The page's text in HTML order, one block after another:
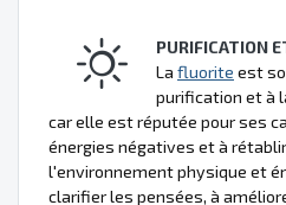
PURIFICATION
La fluorite est
purification et à
car elle est réputée pour ses
énergies négatives et à
l'environnement physique et
clarifier les pensées, à